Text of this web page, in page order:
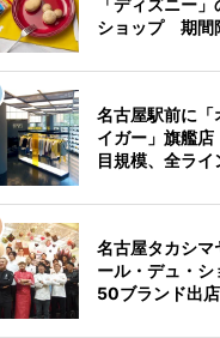
「ディズニー
ショップ 期間
名古屋駅前に「
イガー」旗艦
目規模、全ライ
名古屋タカシマ
ール・デュ・
50ブランド出店